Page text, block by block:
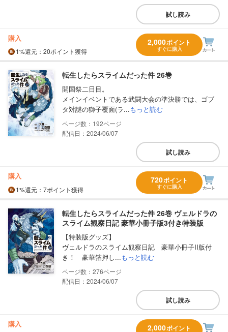
試し読み
購入
1%還元 ：20ポイント獲得
2,000ポイント
すぐに購入
転生したらスライムだった件 26巻
開国祭二日目。
メインイベントである武闘大会の準決勝では、ゴブ
タ対謎の獅子覆面(ラ...もっと読む
192
配信日：2024/06/07
試し読み
購入
1%還元 ：7ポイント獲得
720ポイント
すぐに購入
転生したらスライムだった件 26巻 ヴェルドラの
スライム観察日記 豪華小冊子版3付き特装版
【特装版グッズ】
ヴェルドラのスライム観察日記 豪華小冊子II版付
き！ 豪華箔押し...もっと読む
276
配信日：2024/06/07
試し読み
購入 2,000ポイント